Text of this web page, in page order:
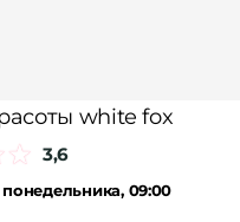
white fox
3,6
09:00